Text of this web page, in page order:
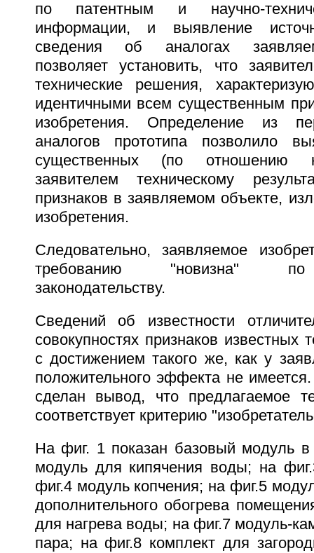
по патентным и научно-
информации, и выявление
сведения об аналогах
позволяет установить, что
технические решения,
идентичными всем существенным
изобретения. Определение из
аналогов прототипа позволило
существенных (по отношению
заявителем техническому
признаков в заявляемом объекте,
изобретения.
Следовательно, заявляемое
требованию "новизна" по
законодательству.
Сведений об известности
совокупностях признаков известных
с достижением такого же, как у
положительного эффекта не
сделан вывод, что предлагаемое
соответствует критерию
На фиг. 1 показан базовый модуль
модуль для кипячения воды; на
фиг.4 модуль копчения; на фиг.5
дополнительного обогрева
для нагрева воды; на фиг.7 модуль-
пара; на фиг.8 комплект для